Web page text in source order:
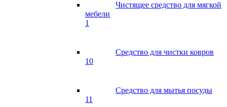
Чистящее средство для мягкой
мебели
1
Средство для чистки ковров
10
Средство для мытья посуды
11